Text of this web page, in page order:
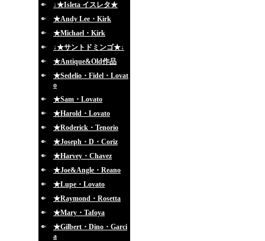
↓★Isleta イスレタ★
★Andy Lee・Kirk
★Michael・Kirk
↓★サントドミンゴ★↓
★Antique&Old作品
★Sedelio・Fidel・Lovat
o
★Sam・Lovato
★Harold・Lovato
★Roderick・Tenorio
★Joseph・D・Coriz
★Harvey・Chavez
★Joe&Angle・Reano
★Lupe・Lovato
★Raymond・Rosetta
★Mary・Tafoya
★Gilbert・Dino・Garci
a